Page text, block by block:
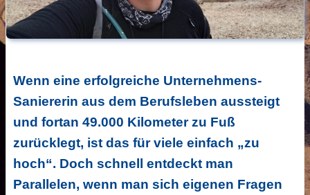
Wenn eine erfolgreiche Unternehmens-
Saniererin aus dem Berufsleben aussteigt
und fortan 49.000 Kilometer zu Fuß
zurücklegt, ist das für viele einfach „zu
hoch“. Doch schnell entdeckt man
Parallelen, wenn man sich eigenen Fragen